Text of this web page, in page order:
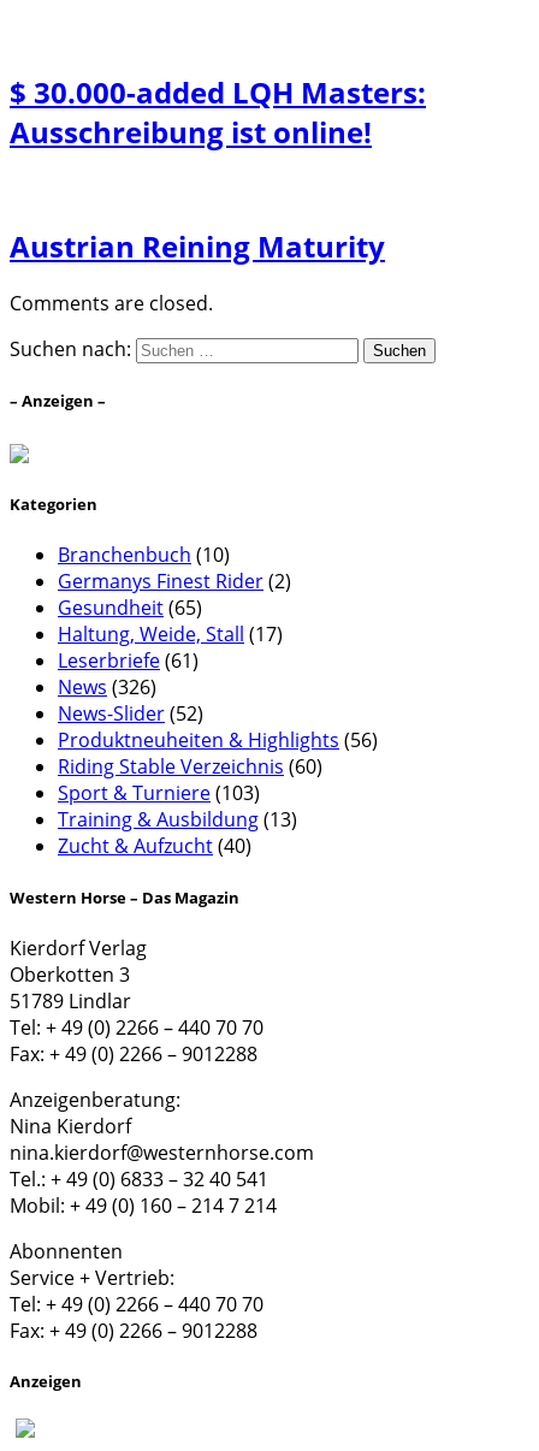
$ 30.000-added LQH Masters:
Ausschreibung ist online!
Austrian Reining Maturity
Comments are closed.
Suchen nach:
– Anzeigen –
Kategorien
Branchenbuch (10)
Germanys Finest Rider(2)
Gesundheit(65)
Haltung, Weide, Stall (17)
Leserbriefe(61)
News (326)
News-Slider(52)
Produktneuheiten & Highlights (56)
Riding Stable Verzeichnis (60)
Sport & Turniere(103)
Training & Ausbildung(13)
Zucht & Aufzucht(40)
Western Horse – Das Magazin
Kierdorf Verlag
Oberkotten 3
51789 Lindlar
Tel: + 49 (0) 2266 – 440 70 70
Fax: + 49 (0) 2266 – 9012288
Anzeigenberatung:
Nina Kierdorf
nina.kierdorf@westernhorse.com
Tel.: + 49 (0) 6833 – 32 40 541
Mobil: + 49 (0) 160 – 214 7 214
Abonnenten
Service + Vertrieb:
Tel: + 49 (0) 2266 – 440 70 70
Fax: + 49 (0) 2266 – 9012288
Anzeigen